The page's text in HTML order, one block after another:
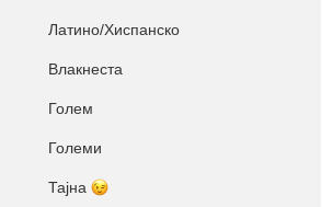
Латино/Хиспанско
Влакнеста
Голем
Големи
Тајна